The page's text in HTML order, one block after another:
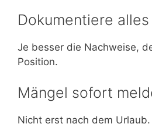
Dokumentiere alles
Je besser die Nachweise,
Position.
Mängel sofort
Nicht erst nach dem Urlaub.